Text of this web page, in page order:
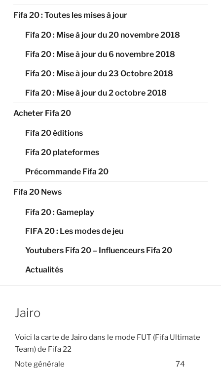
Fifa 20 : Toutes les mises à jour
Fifa 20 : Mise à jour du 20 novembre 2018
Fifa 20 : Mise à jour du 6 novembre 2018
Fifa 20 : Mise à jour du 23 Octobre 2018
Fifa 20 : Mise à jour du 2 octobre 2018
Acheter Fifa 20
Fifa 20 éditions
Fifa 20 plateformes
Précommande Fifa 20
Fifa 20 News
Fifa 20 : Gameplay
FIFA 20 : Les modes de jeu
Youtubers Fifa 20 – Influenceurs Fifa 20
Actualités
Jairo
Voici la carte de Jairo dans le mode FUT (Fifa Ultimate
Team) de Fifa 22
Note générale
74